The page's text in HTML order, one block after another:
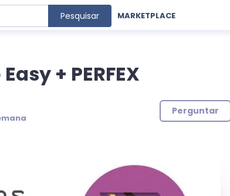
Pesquisar MARKETPLACE
+ PERFEX
Perguntar